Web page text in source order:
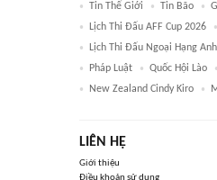
Tin Thế Giới
Tin Bão
Lịch Thi Đấu AFF Cup 2026
Lịch Thi Đấu Ngoại Hạng Anh
Pháp Luật
Quốc Hội Lào
New Zealand Cindy Kiro
LIÊN HỆ
Giới thiệu
Điều khoản sử dụng